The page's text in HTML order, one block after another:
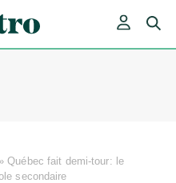
»Québec fait demi-tour: le
secondaire